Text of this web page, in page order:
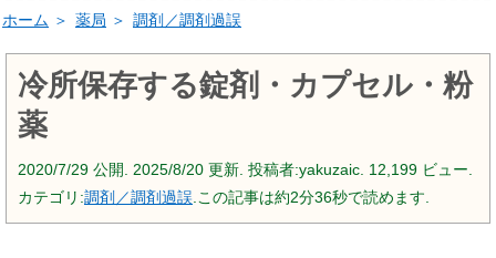
ホーム ＞ 薬局 ＞ 調剤／調剤過誤
冷所保存する錠剤・カプセル・粉
薬
2020/7/29 公開. 2025/8/20 更新. 投稿者:yakuzaic. 12,199 ビュー.
カテゴリ:調剤／調剤過誤 .この記事は約2分36秒で読めます.